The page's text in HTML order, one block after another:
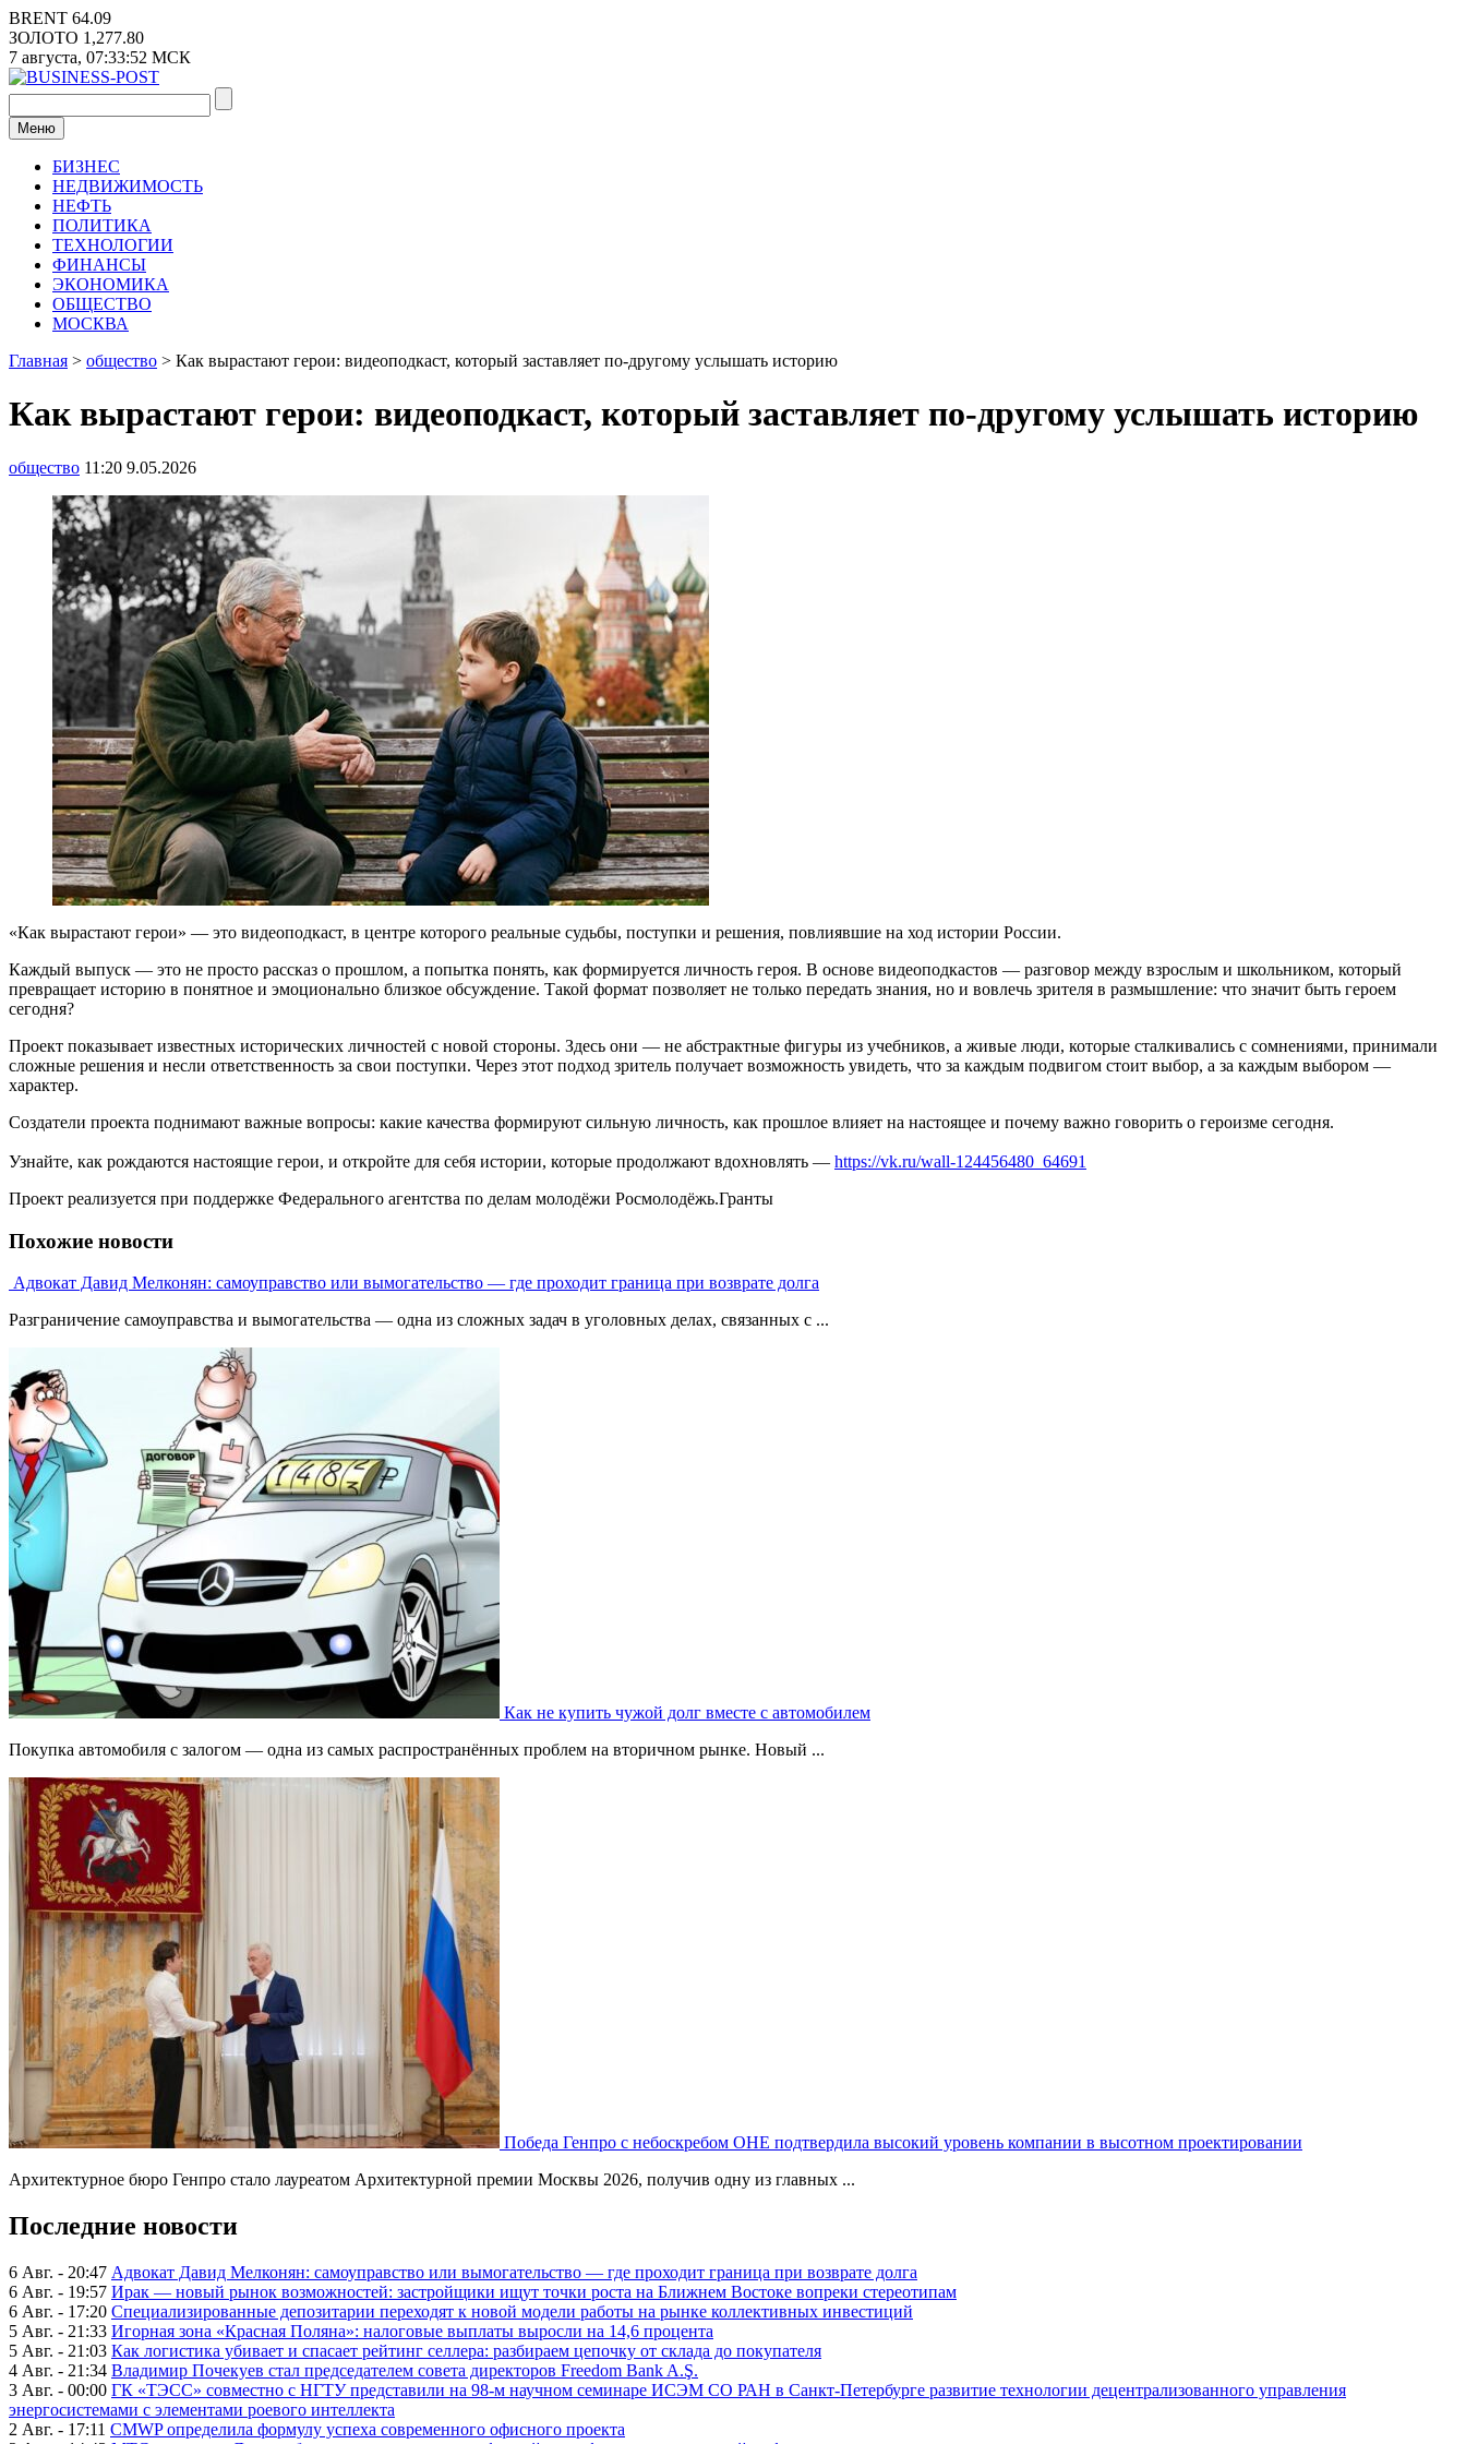
Перейти
к
содержимому
BRENT 64.09
ЗОЛОТО 1,277.80
7 августа, 07:33:52 МСК
Меню
БИЗНЕС
НЕДВИЖИМОСТЬ
НЕФТЬ
ПОЛИТИКА
ТЕХНОЛОГИИ
ФИНАНСЫ
ЭКОНОМИКА
ОБЩЕСТВО
МОСКВА
Главная > общество > Как вырастают герои: видеоподкаст, который заставляет по-другому услышать историю
Как вырастают герои: видеоподкаст, который заставляет по-другому услышать историю
общество 11:20 9.05.2026
«Как вырастают герои» — это видеоподкаст, в центре которого реальные судьбы, поступки и решения, повлиявшие на ход истории России.
Каждый выпуск — это не просто рассказ о прошлом, а попытка понять, как формируется личность героя. В основе видеоподкастов — разговор между взрослым и школьником, который
превращает историю в понятное и эмоционально близкое обсуждение. Такой формат позволяет не только передать знания, но и вовлечь зрителя в размышление: что значит быть героем
сегодня?
Проект показывает известных исторических личностей с новой стороны. Здесь они — не абстрактные фигуры из учебников, а живые люди, которые сталкивались с сомнениями, принимали
сложные решения и несли ответственность за свои поступки. Через этот подход зритель получает возможность увидеть, что за каждым подвигом стоит выбор, а за каждым выбором —
характер.
Создатели проекта поднимают важные вопросы: какие качества формируют сильную личность, как прошлое влияет на настоящее и почему важно говорить о героизме сегодня.
Узнайте, как рождаются настоящие герои, и откройте для себя истории, которые продолжают вдохновлять — https://vk.ru/wall-124456480_64691
Проект реализуется при поддержке Федерального агентства по делам молодёжи Росмолодёжь.Гранты
Похожие новости
Адвокат Давид Мелконян: самоуправство или вымогательство — где проходит граница при возврате долга
Разграничение самоуправства и вымогательства — одна из сложных задач в уголовных делах, связанных с ...
Как не купить чужой долг вместе с автомобилем
Покупка автомобиля с залогом — одна из самых распространённых проблем на вторичном рынке. Новый ...
Победа Генпро с небоскребом ОНЕ подтвердила высокий уровень компании в высотном проектировании
Архитектурное бюро Генпро стало лауреатом Архитектурной премии Москвы 2026, получив одну из главных ...
Последние новости
6 Авг. - 20:47 Адвокат Давид Мелконян: самоуправство или вымогательство — где проходит граница при возврате долга
6 Авг. - 19:57 Ирак — новый рынок возможностей: застройщики ищут точки роста на Ближнем Востоке вопреки стереотипам
6 Авг. - 17:20 Специализированные депозитарии переходят к новой модели работы на рынке коллективных инвестиций
5 Авг. - 21:33 Игорная зона «Красная Поляна»: налоговые выплаты выросли на 14,6 процента
5 Авг. - 21:03 Как логистика убивает и спасает рейтинг селлера: разбираем цепочку от склада до покупателя
4 Авг. - 21:34 Владимир Почекуев стал председателем совета директоров Freedom Bank A.Ş.
3 Авг. - 00:00 ГК «ТЭСС» совместно с НГТУ представили на 98-м научном семинаре ИСЭМ СО РАН в Санкт-Петербурге развитие технологии децентрализованного управления
энергосистемами с элементами роевого интеллекта
2 Авг. - 17:11 CMWP определила формулу успеха современного офисного проекта